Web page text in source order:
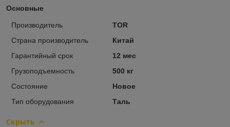
Основные
Производитель
TOR
Страна производитель
Китай
Гарантийный срок
12 мес
Грузоподъемность
500 кг
Состояние
Новое
Тип оборудования
Таль
Скрыть